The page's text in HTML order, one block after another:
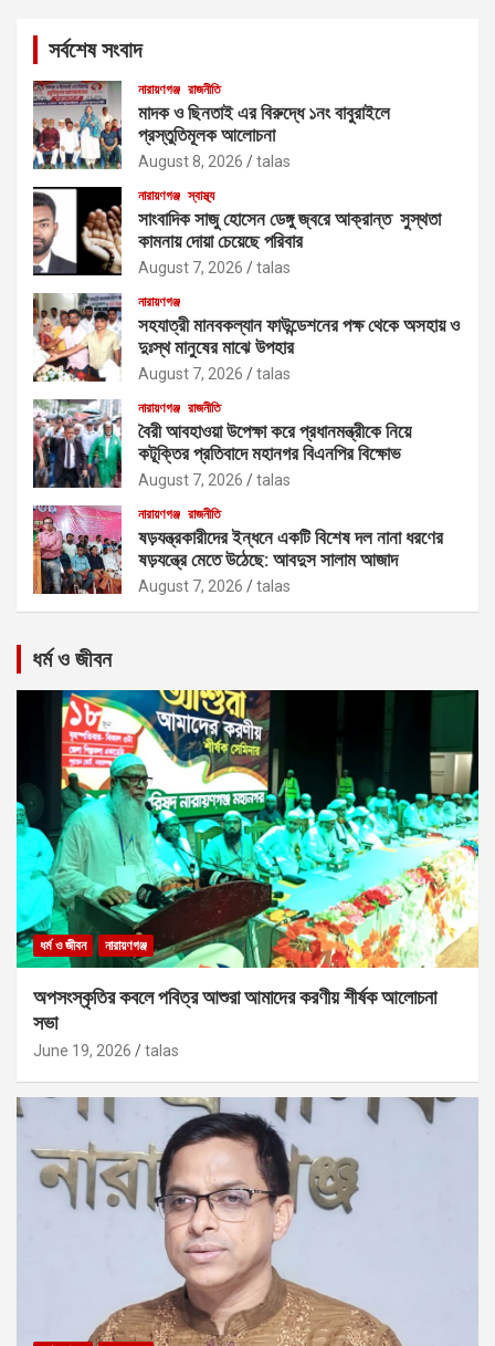
সর্বশেষ সংবাদ
নারায়ণগঞ্জ রাজনীতি
মাদক ও ছিনতাই এর বিরুদ্ধে ১নং বাবুরাইলে
প্রস্তুতিমূলক আলোচনা
August 8, 2026 talas
নারায়ণগঞ্জ স্বাস্থ্য
সাংবাদিক সাজু হোসেন ডেঙ্গু জ্বরে আক্রান্ত সুস্থতা
কামনায় দোয়া চেয়েছে পরিবার
August 7, 2026 talas
নারায়ণগঞ্জ
সহযাত্রী মানবকল্যান ফাউন্ডেশনের পক্ষ থেকে অসহায় ও
দুঃস্থ মানুষের মাঝে উপহার
August 7, 2026 talas
নারায়ণগঞ্জ রাজনীতি
বৈরী আবহাওয়া উপেক্ষা করে প্রধানমন্ত্রীকে নিয়ে
কটূক্তির প্রতিবাদে মহানগর বিএনপির বিক্ষোভ
August 7, 2026 talas
নারায়ণগঞ্জ রাজনীতি
ষড়যন্ত্রকারীদের ইন্ধনে একটি বিশেষ দল নানা ধরণের
ষড়যন্ত্রে মেতে উঠেছে: আবদুস সালাম আজাদ
August 7, 2026 talas
ধর্ম ও জীবন
ধর্ম ও জীবন নারায়ণগঞ্জ
অপসংস্কৃতির কবলে পবিত্র আশুরা আমাদের করণীয় শীর্ষক আলোচনা
সভা
June 19, 2026 talas